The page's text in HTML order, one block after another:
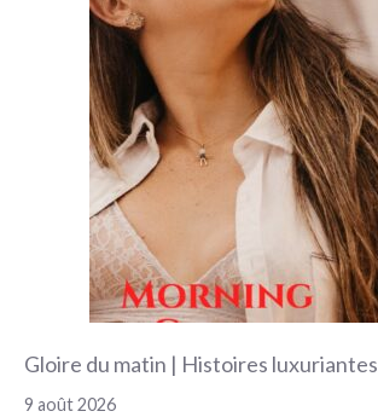
Gloire du matin | Histoires luxuriantes
9 août 2026